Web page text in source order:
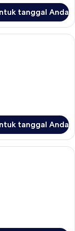
tanggal Anda
kedap cahaya, setrika/
tanggal Anda
kedap cahaya, setrika/